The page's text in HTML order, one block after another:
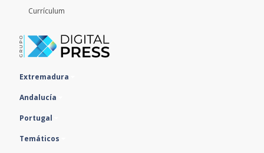
Currículum
Extremadura
Andalucía
Portugal
Temáticos